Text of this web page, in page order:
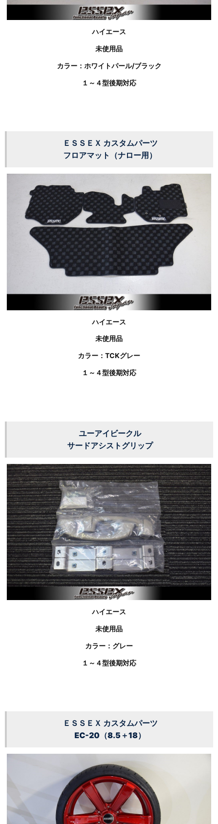
ハイエース
未使用品
カラー：ホワイトパール/ブラック
１～４型後期対応
ＥＳＳＥＸ カスタムパーツ
フロアマット（ナロー用）
ハイエース
未使用品
カラー：TCKグレー
１～４型後期対応
ユーアイビークル
サードアシストグリップ
ハイエース
未使用品
カラー：グレー
１～４型後期対応
ＥＳＳＥＸ カスタムパーツ
EC-20（8.5＋18）